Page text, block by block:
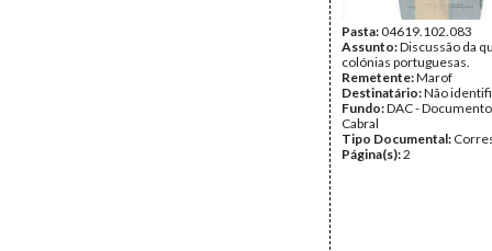
Pasta:04619.102.083
Assunto:Discussão da
colónias portuguesas.
Remetente:Marof
Destinatário:Não
Fundo:DAC -
Cabral
Tipo Documental:
Página(s):2